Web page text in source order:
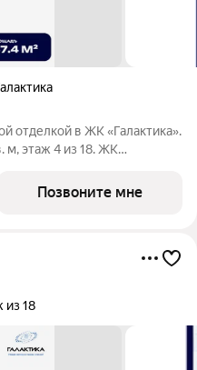
отделкой в ЖК «Галактика».
Это формат для тех, кто
Позвоните мне
из 18